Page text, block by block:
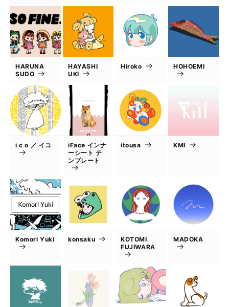
HARUNA
SUDO
HAYASHI
UKI
Hiroko HOHOEMI
i c o ／ イコ
iFace インナ
ーシート テ
ンプレート
itousa KMI
Komori Yuki konsaku
KOTOMI
FUJIWARA
MADOKA